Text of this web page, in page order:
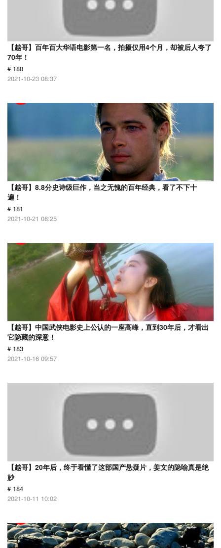
【越哥】百年百大华语电影第一名，拍摄仅用4个月，却被后人夸了
70年！
# 180
2021-10-23 08:37
【越哥】8.8分史诗级巨作，当之无愧的百年经典，看了不下十
遍！
# 181
2021-10-21 08:25
【越哥】中国武侠电影史上公认的一座高峰，直到30年后，才看出
它隐藏的深意！
# 183
2021-10-16 09:57
【越哥】20年后，终于看懂了这部国产悬疑片，姜文的隐喻真是绝
妙
# 184
2021-10-11 10:02